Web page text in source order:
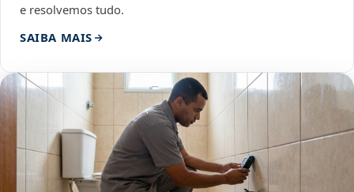
e resolvemos tudo.
SAIBA MAIS